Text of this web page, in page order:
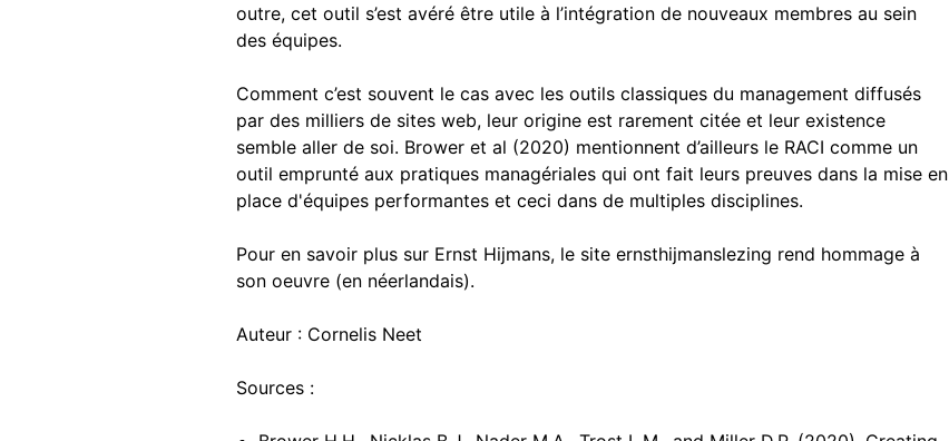
outre, cet outil s’est avéré être utile à l’intégration de nouveaux membres au sein
des équipes.
Comment c’est souvent le cas avec les outils classiques du management diffusés
par des milliers de sites web, leur origine est rarement citée et leur existence
semble aller de soi. Brower et al (2020) mentionnent d’ailleurs le RACI comme un
outil emprunté aux pratiques managériales qui ont fait leurs preuves dans la mise en
place d'équipes performantes et ceci dans de multiples disciplines.
Pour en savoir plus sur Ernst Hijmans, le site ernsthijmanslezing rend hommage à
son oeuvre (en néerlandais).
Auteur : Cornelis Neet
Sources :